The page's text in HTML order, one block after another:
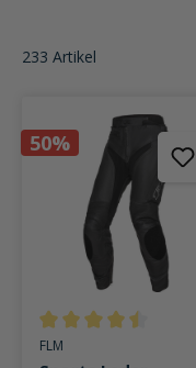
233 Artikel
50%
Durchschnittliche
FLM